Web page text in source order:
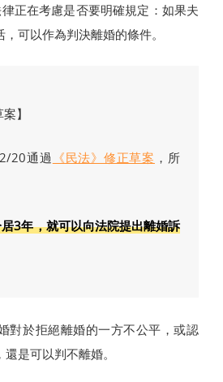
正在考慮是否要明確規定：如果夫
可以作為判決離婚的條件。
】
20通過 《民法》修正草案 ，所
3年，就可以向法院提出離婚訴
對於拒絕離婚的一方不公平，或認
是可以判不離婚。